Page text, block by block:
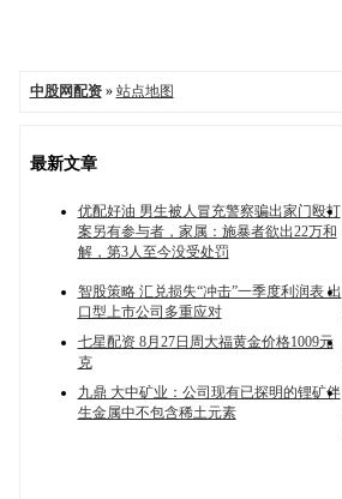
中股网配资» 站点地图
最新文章
优配好油 男生被人冒充警察骗出家门殴打
案另有参与者，家属：施暴者欲出22万和
解，第3人至今没受处罚
智股策略 汇兑损失“冲击”一季度利润表 出
口型上市公司多重应对
七星配资 8月27日周大福黄金价格1009元
克
九鼎 大中矿业：公司现有已探明的锂矿伴
生金属中不包含稀土元素